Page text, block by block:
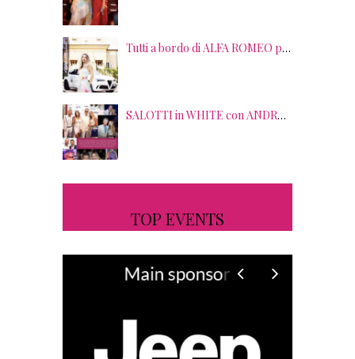
Tutti a bordo di ALFA ROMEO per la seconda edizione di STRADE STELLATE con le gourmet experience SALOTTI DEL GUSTO
SALOTTI in WHITE con ANDREA BOCELLI! Tra gli ospiti NICOLAS CAGE, RAOUL BOVA, SHARON STONE e RANJA DI GIORDANIA
TOP EVENTS